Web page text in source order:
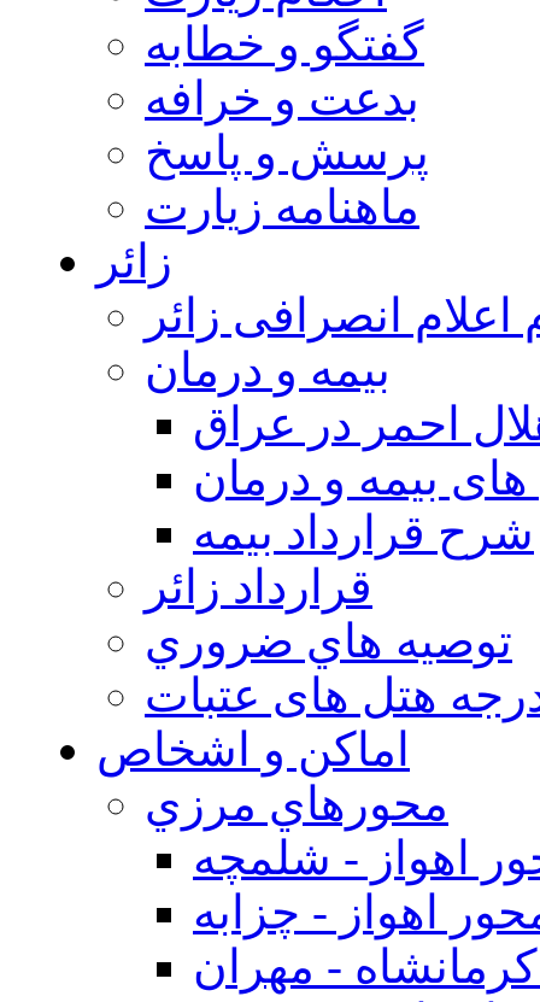
گفتگو و خطابه
بدعت و خرافه
پرسش و پاسخ
ماهنامه زیارت
زائر
اعلام انصرافی زائر
بيمه و درمان
احمر در عراق
بیمه و درمان
شرح قرارداد بیمه
قرارداد زائر
توصيه هاي ضروري
هتل های عتبات
اماکن و اشخاص
محورهاي مرزي
اهواز - شلمچه
اهواز - چزابه
- مهران